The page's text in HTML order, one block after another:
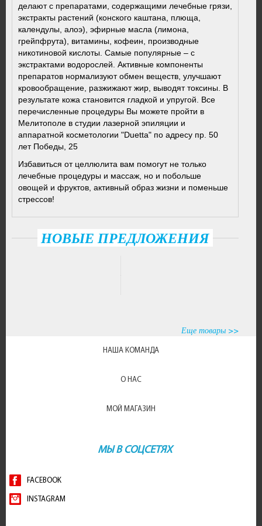
делают с препаратами, содержащими лечебные грязи,
экстракты растений (конского каштана, плюща,
календулы, алоэ), эфирные масла (лимона,
грейпфрута), витамины, кофеин, производные
никотиновой кислоты. Самые популярные – с
экстрактами водорослей. Активные компоненты
препаратов нормализуют обмен веществ, улучшают
кровообращение, разжижают жир, выводят токсины. В
результате кожа становится гладкой и упругой. Все
перечисленные процедуры Вы можете пройти в
Мелитополе в студии лазерной эпиляции и
аппаратной косметологии "Duetta" по адресу пр. 50
лет Победы, 25
Избавиться от целлюлита вам помогут не только
лечебные процедуры и массаж, но и побольше
овощей и фруктов, активный образ жизни и поменьше
стрессов!
НОВЫЕ ПРЕДЛОЖЕНИЯ
Еще товары >>
НАША КОМАНДА
О НАС
МОЙ МАГАЗИН
МЫ В СОЦСЕТЯХ
FACEBOOK
INSTAGRAM